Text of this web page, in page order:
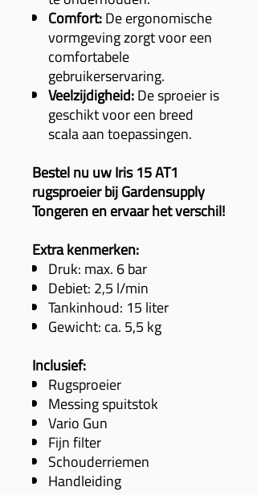
Comfort:De ergonomische
vormgeving zorgt voor een
comfortabele
gebruikerservaring.
Veelzijdigheid:De sproeier is
geschikt voor een breed
scala aan toepassingen.
Bestel nu uw Iris 15 AT1
rugsproeier bij Gardensupply
Tongeren en ervaar het verschil!
Extra kenmerken:
Druk: max. 6 bar
Debiet: 2,5 l/min
Tankinhoud: 15 liter
Gewicht: ca. 5,5 kg
Inclusief:
Rugsproeier
Messing spuitstok
Vario Gun
Fijn filter
Schouderriemen
Handleiding